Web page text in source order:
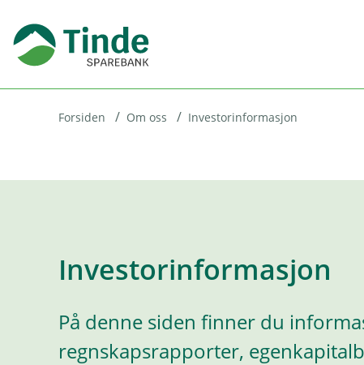
Forsiden Om oss Investorinformasjon
Investorinformasjon
På denne siden finner du
regnskapsrapporter,